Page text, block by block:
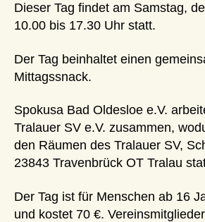
Arbeit
Dieser Tag findet am Samstag,
10.00 bis 17.30 Uhr statt.
Der Tag beinhaltet einen
Mittagssnack.
Spokusa Bad Oldesloe e.V.
Tralauer SV e.V. zusammen,
den Räumen des Tralauer SV,
23843 Travenbrück OT Tralau
Der Tag ist für Menschen ab 16
und kostet 70 €.